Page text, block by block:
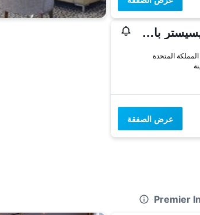
ذا جراند هوتل ليسيستر باي ذا أنليميتد كوليكشن
عرض الصفقة